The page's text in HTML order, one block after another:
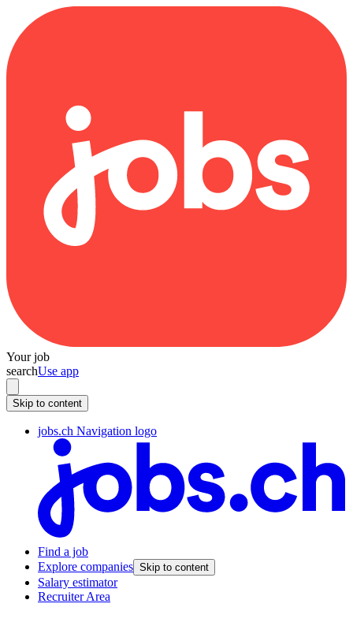
Your job
searchUse app
Skip to content
jobs.ch Navigation logo
Find a job
Explore companies Skip to content
Salary estimator
Recruiter Area